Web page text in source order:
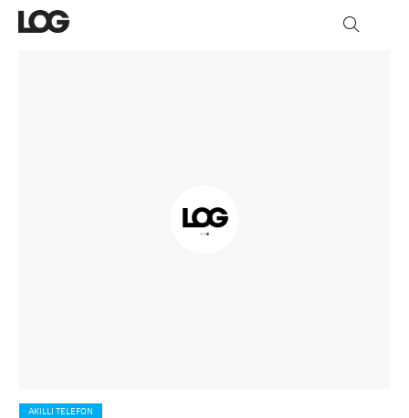
AKILLI TELEFON